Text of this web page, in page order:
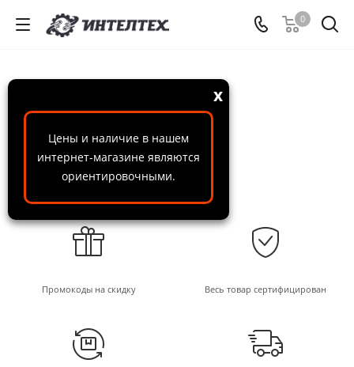
Цены и наличие в нашем
интернет-магазине являются
ориентировочными.
x
0
Промокоды на скидку Весь товар сертифицирован